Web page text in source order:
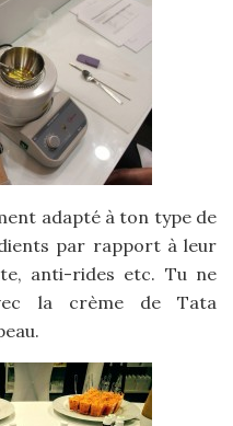
adapté à ton type de
par rapport à leur
anti-rides etc. Tu ne
la crème de Tata